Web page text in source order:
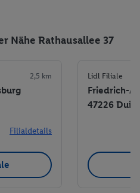
Nähe Rathausallee 37
2,5 km
Filialdetails
Lidl Filiale
Friedrich-
47226